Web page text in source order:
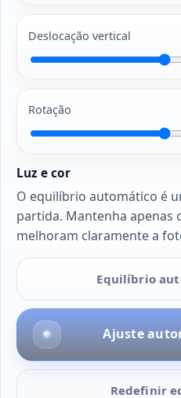
Deslocação vertical
Rotação
Luz e cor
O equilíbrio automático é
partida. Mantenha apenas
melhoram claramente a
Equilíbrio
Ajuste
Redefinir